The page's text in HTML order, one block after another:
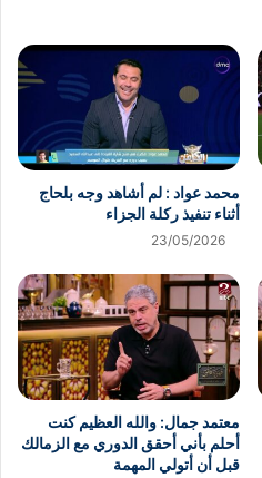
محمد عواد : لم أشاهد وجه بلحاج
أثناء تنفيذ ركلة الجزاء
23/05/2026
معتمد جمال: والله العظيم كنت
أحلم بأني أحقق الدوري مع الزمالك
قبل أن أتولي المهمة